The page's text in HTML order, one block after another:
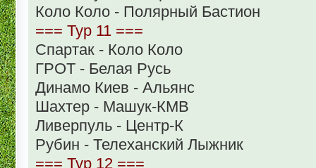
Коло Коло - Полярный Бастион
=== Тур 11 ===
Спартак - Коло Коло
ГРОТ - Белая Русь
Динамо Киев - Альянс
Шахтер - Машук-КМВ
Ливерпуль - Центр-К
Рубин - Телеханский Лыжник
=== Тур 12 ===